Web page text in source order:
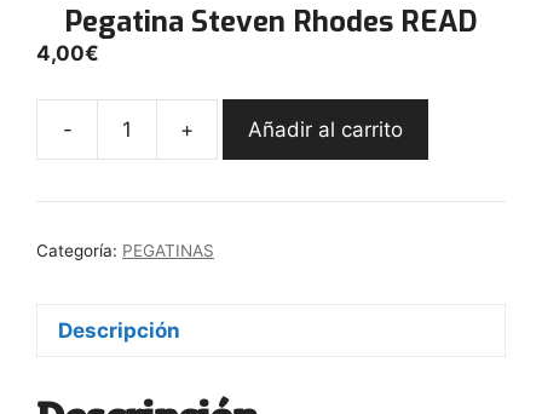
Pegatina Steven Rhodes READ
4,00€
-
Pegatina
Rhodes
+ Añadir al carrito
Categoría: PEGATINAS
Descripción